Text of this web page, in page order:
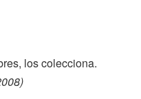
los colecciona.